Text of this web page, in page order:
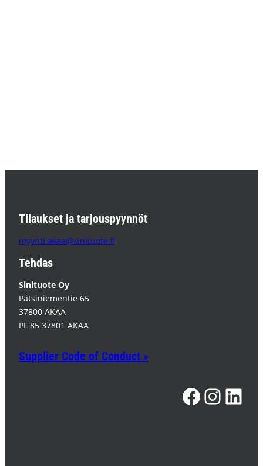
Tilaukset ja tarjouspyynnöt
myynti.akaa@sinituote.fi
Tehdas
Sinituote Oy
Pätsiniementie 65
37800 AKAA
PL 85 37801 AKAA
Supplier Code of Conduct »
Facebook InstagramLinkedIn